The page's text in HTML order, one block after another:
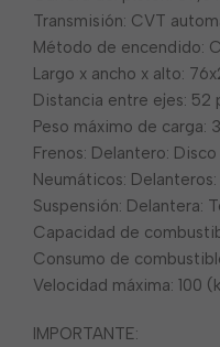
Transmisión: CVT
Método de encendido:
Largo x ancho x alto:
Distancia entre ejes: 52
Peso máximo de carga:
Frenos: Delantero:
Neumáticos:
Suspensión: Delantera:
Capacidad de
Consumo de
Velocidad máxima: 100
IMPORTANTE: